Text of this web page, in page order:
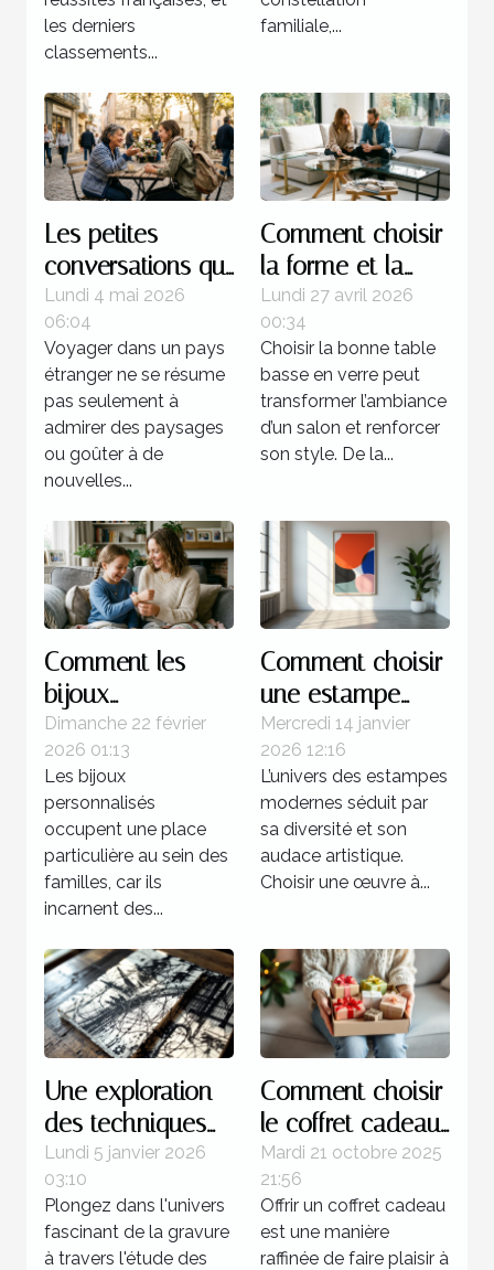
les derniers
classements...
familiale,...
Les petites
conversations qui
transforment
l’expérience d’un
pays
Lundi 4 mai 2026
06:04
Voyager dans un pays
étranger ne se résume
pas seulement à
admirer des paysages
ou goûter à de
nouvelles...
Comment choisir
la forme et la
couleur de votre
table basse en
verre ?
Lundi 27 avril 2026
00:34
Choisir la bonne table
basse en verre peut
transformer l’ambiance
d’un salon et renforcer
son style. De la...
Comment les
bijoux
personnalisés
renforcent les
liens familiaux ?
Dimanche 22 février
2026 01:13
Les bijoux
personnalisés
occupent une place
particulière au sein des
familles, car ils
incarnent des...
Comment choisir
une estampe
moderne pour
votre collection ?
Mercredi 14 janvier
2026 12:16
L’univers des estampes
modernes séduit par
sa diversité et son
audace artistique.
Choisir une œuvre à...
Une exploration
des techniques
de gravure
utilisées dans les
séries célèbres de
Picasso
Lundi 5 janvier 2026
03:10
Plongez dans l'univers
fascinant de la gravure
à travers l'étude des
Comment choisir
le coffret cadeau
idéal pour
chaque type de
femme ?
Mardi 21 octobre 2025
21:56
Offrir un coffret cadeau
est une manière
raffinée de faire plaisir à